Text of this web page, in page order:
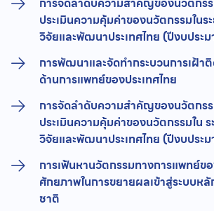
ประเมินความคุ้มค่าของนวัตกรรมในร
วิจัยและพัฒนาประเทศไทย (ปีงบปร
การพัฒนาและจัดทำกระบวนการเฝ้า
ด้านการแพทย์ของประเทศไทย
การจัดลำดับความสำคัญของนวัตกร
ประเมินความคุ้มค่าของนวัตกรรมใน
วิจัยและพัฒนาประเทศไทย (ปีงบปร
การเฟ้นหานวัตกรรมทางการแพทย์ข
ศักยภาพในการขยายผลเข้าสู่ระบบห
ชาติ